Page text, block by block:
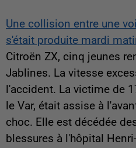
Une collision entre une
s'était produite mardi
Citroën ZX, cinq jeunes
Jablines. La vitesse
l'accident. La victime de
le Var, était assise à
choc. Elle est décédée
blessures à l'hôpital